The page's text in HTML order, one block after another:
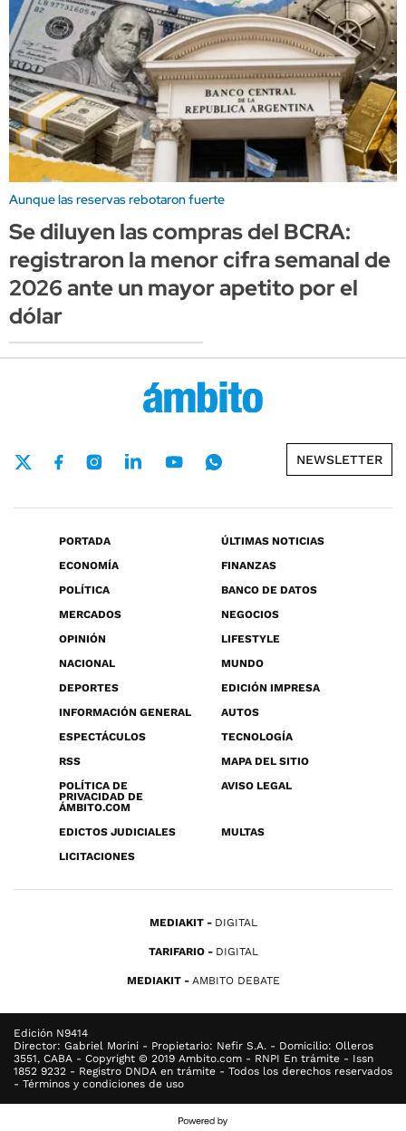
Aunque las reservas rebotaron fuerte
Se diluyen las compras del BCRA:
registraron la menor cifra semanal de
2026 ante un mayor apetito por el
dólar
NEWSLETTER
PORTADA
ÚLTIMAS NOTICIAS
ECONOMÍA
FINANZAS
POLÍTICA
BANCO DE DATOS
MERCADOS
NEGOCIOS
OPINIÓN
LIFESTYLE
NACIONAL
MUNDO
DEPORTES
EDICIÓN IMPRESA
INFORMACIÓN GENERAL
AUTOS
ESPECTÁCULOS
TECNOLOGÍA
RSS
MAPA DEL SITIO
POLÍTICA DE
PRIVACIDAD DE
ÁMBITO.COM
AVISO LEGAL
EDICTOS JUDICIALES
MULTAS
LICITACIONES
MEDIAKIT DIGITAL
TARIFARIO DIGITAL
MEDIAKIT AMBITO DEBATE
Edición N9414
Director: Gabriel Morini - Propietario: Nefir S.A. - Domicilio: Olleros
3551, CABA - Copyright © 2019 Ambito.com - RNPI En trámite - Issn
1852 9232 - Registro DNDA en trámite - Todos los derechos reservados
- Términos y condiciones de uso